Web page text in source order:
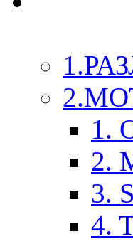
1.
2.
3.
4.